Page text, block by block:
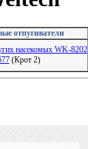
отпугиватели
насекомых WK-8202
(Крот 2)